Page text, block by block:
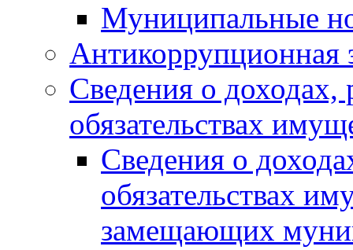
Муниципальные
Антикоррупционная
Сведения о доходах,
обязательствах
Сведения о
обязательствах
замещающих